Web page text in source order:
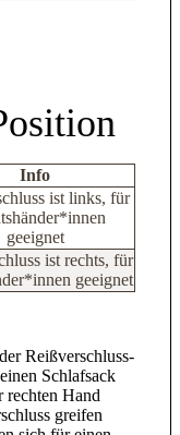
Info
ist links, für
geeignet
ist rechts, für
geeignet
Reißverschluss-
Schlafsack
rechten Hand
greifen